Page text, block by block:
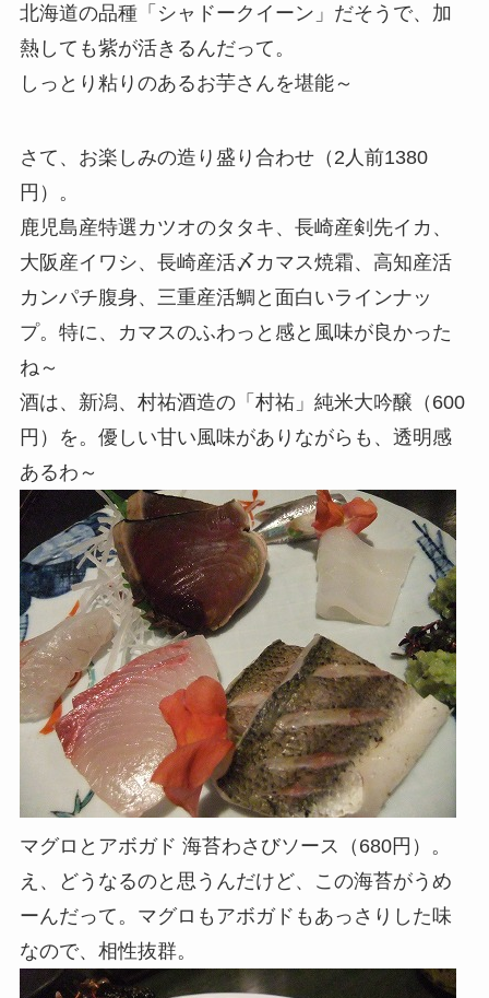
北海道の品種「シャドークイーン」だそうで、加
熱しても紫が活きるんだって。
しっとり粘りのあるお芋さんを堪能～
さて、お楽しみの造り盛り合わせ（2人前1380
円）。
鹿児島産特選カツオのタタキ、長崎産剣先イカ、
大阪産イワシ、長崎産活〆カマス焼霜、高知産活
カンパチ腹身、三重産活鯛と面白いラインナッ
プ。特に、カマスのふわっと感と風味が良かった
ね～
酒は、新潟、村祐酒造の「村祐」純米大吟醸（600
円）を。優しい甘い風味がありながらも、透明感
あるわ～
マグロとアボガド 海苔わさびソース（680円）。
え、どうなるのと思うんだけど、この海苔がうめ
ーんだって。マグロもアボガドもあっさりした味
なので、相性抜群。